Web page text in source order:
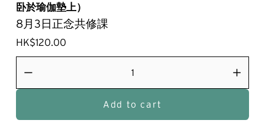
卧於瑜伽墊上）
8月3日正念共修課
HK$120.00
Add to cart